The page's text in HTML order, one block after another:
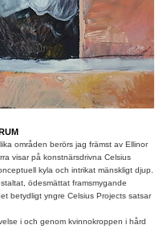
områden berörs jag främst av Ellinor
visar på konstnärsdrivna Celsius
kyla och intrikat mänskligt djup.
ödesmättat framsmygande
betydligt yngre Celsius Projects satsar
i och genom kvinnokroppen i hård